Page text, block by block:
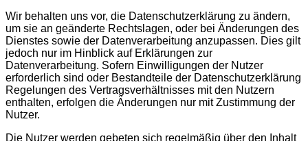
Wir behalten uns vor, die Datenschutzerklärung zu ändern,
um sie an geänderte Rechtslagen, oder bei Änderungen des
Dienstes sowie der Datenverarbeitung anzupassen. Dies gilt
jedoch nur im Hinblick auf Erklärungen zur
Datenverarbeitung. Sofern Einwilligungen der Nutzer
erforderlich sind oder Bestandteile der Datenschutzerklärung
Regelungen des Vertragsverhältnisses mit den Nutzern
enthalten, erfolgen die Änderungen nur mit Zustimmung der
Nutzer.
Die Nutzer werden gebeten sich regelmäßig über den Inhalt